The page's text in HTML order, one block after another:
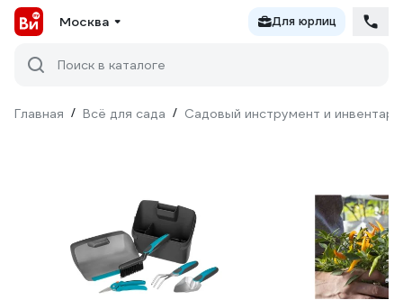
Москва Для юрлиц
Поиск в каталоге
Главная / Всё для сада / Садовый инструмент и инвентарь